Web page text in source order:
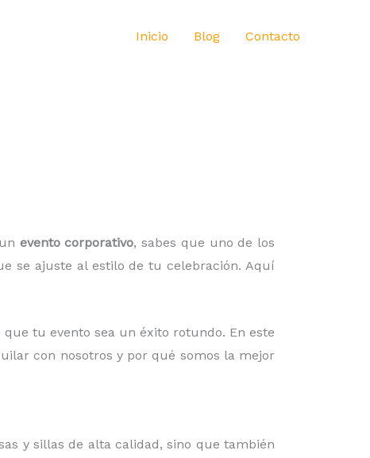
Inicio Blog Contacto
evento corporativo, sabes que uno de los
se ajuste al estilo de tu celebración. Aquí
tu evento sea un éxito rotundo. En este
con nosotros y por qué somos la mejor
y sillas de alta calidad, sino que también